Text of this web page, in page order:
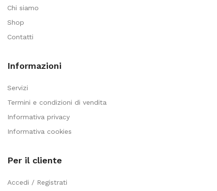
Chi siamo
Shop
Contatti
Informazioni
Servizi
Termini e condizioni di vendita
Informativa privacy
Informativa cookies
Per il cliente
Accedi / Registrati